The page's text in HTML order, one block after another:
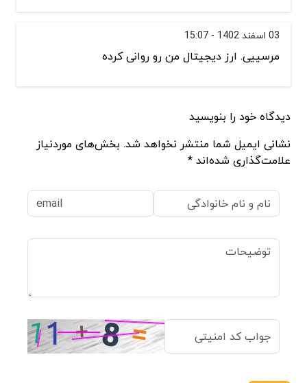
03 اسفند 1402 - 15:07
مرسییی. ارز دیجیتال من رو روانی کرده
دیدگاه خود را بنویسید
نشانی ایمیل شما منتشر نخواهد شد. بخش‌های موردنیاز
علامت‌گذاری شده‌اند *